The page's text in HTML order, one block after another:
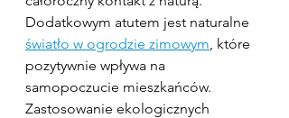
Dodatkowym atutem jest naturalne
światło w ogrodzie zimowym, które
pozytywnie wpływa na
samopoczucie mieszkańców.
Zastosowanie ekologicznych